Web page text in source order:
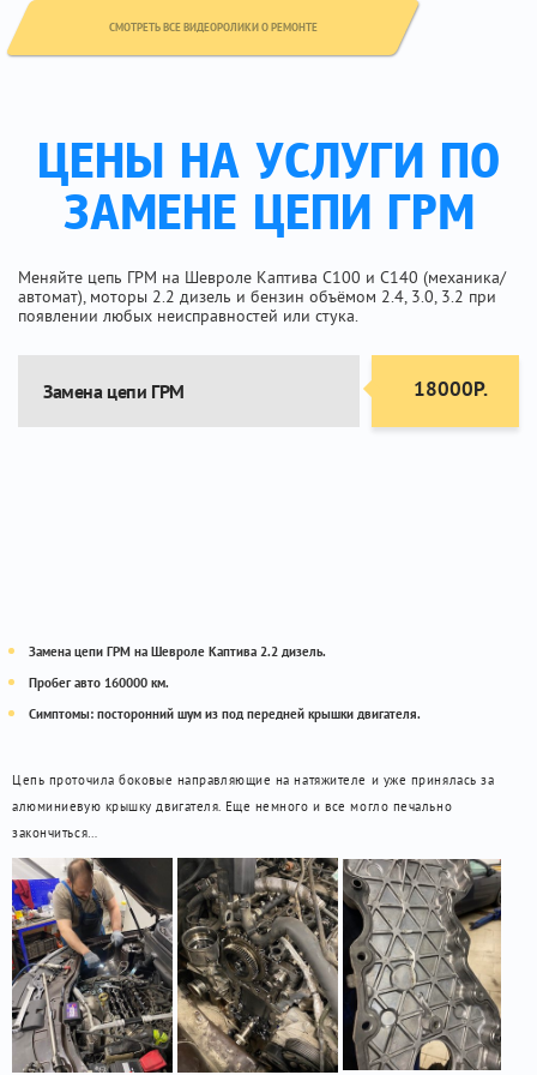
СМОТРЕТЬ ВСЕ ВИДЕОРОЛИКИ О РЕМОНТЕ
ЦЕНЫ НА УСЛУГИ ПО
ЗАМЕНЕ ЦЕПИ ГРМ
Меняйте цепь ГРМ на Шевроле Каптива C100 и C140 (механика/
автомат), моторы 2.2 дизель и бензин объёмом 2.4, 3.0, 3.2 при
появлении любых неисправностей или стука.
Замена цепи ГРМ 18000Р.
Замена цепи ГРМ на Шевроле Каптива 2.2 дизель.
Пробег авто 160000 км.
Симптомы: посторонний шум из под передней крышки двигателя.
Цепь проточила боковые направляющие на натяжителе и уже принялась за
алюминиевую крышку двигателя. Еще немного и все могло печально
закончиться…